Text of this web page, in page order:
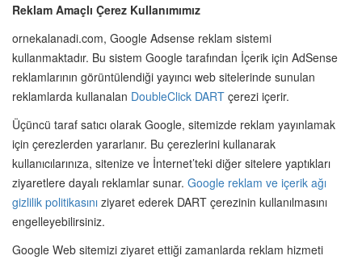
Reklam Amaçlı Çerez Kullanımımız
ornekalanadi.com, Google Adsense reklam sistemi
kullanmaktadır. Bu sistem Google tarafından İçerik için AdSense
reklamlarının görüntülendiği yayıncı web sitelerinde sunulan
reklamlarda kullanalan DoubleClick DART çerezi içerir.
Üçüncü taraf satıcı olarak Google, sitemizde reklam yayınlamak
için çerezlerden yararlanır. Bu çerezlerini kullanarak
kullanıcılarınıza, sitenize ve İnternet’teki diğer sitelere yaptıkları
ziyaretlere dayalı reklamlar sunar. Google reklam ve içerik ağı
gizlilik politikasını ziyaret ederek DART çerezinin kullanılmasını
engelleyebilirsiniz.
Google Web sitemizi ziyaret ettiği zamanlarda reklam hizmeti